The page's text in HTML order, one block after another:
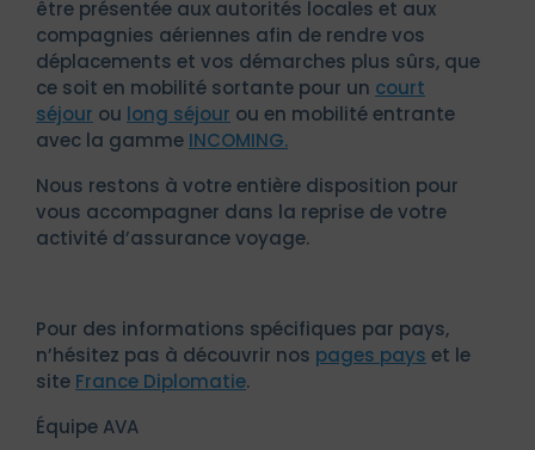
être présentée aux autorités locales et aux
compagnies aériennes afin de rendre vos
déplacements et vos démarches plus sûrs, que
ce soit en mobilité sortante pour un court
séjour ou long séjour ou en mobilité entrante
avec la gamme INCOMING.
Nous restons à votre entière disposition pour
vous accompagner dans la reprise de votre
activité d’assurance voyage.
Pour des informations spécifiques par pays,
n’hésitez pas à découvrir nos pages pays et le
site France Diplomatie.
Équipe AVA